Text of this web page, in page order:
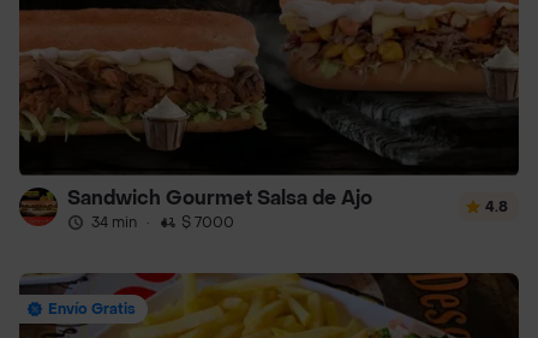
Sandwich Gourmet Salsa de Ajo
34 min · $ 7000
4.8
Envío Gratis